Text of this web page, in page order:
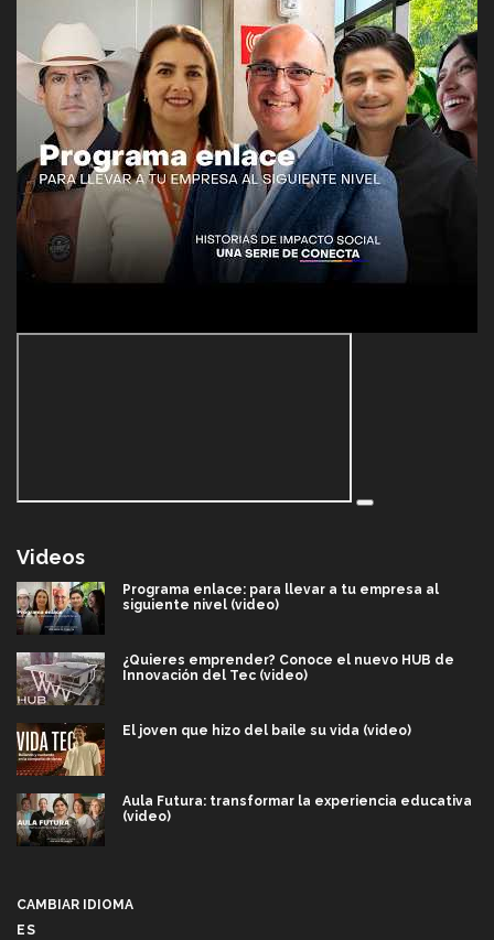
Videos
Programa enlace: para llevar a tu empresa al
siguiente nivel (video)
¿Quieres emprender? Conoce el nuevo HUB de
Innovación del Tec (video)
El joven que hizo del baile su vida (video)
Aula Futura: transformar la experiencia educativa
(video)
CAMBIAR IDIOMA
ES